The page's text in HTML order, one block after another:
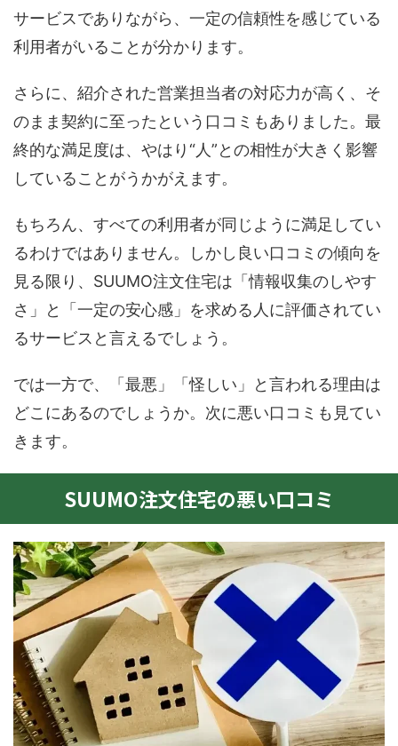
サービスでありながら、一定の信頼性を感じている
利用者がいることが分かります。
さらに、紹介された営業担当者の対応力が高く、そ
のまま契約に至ったという口コミもありました。最
終的な満足度は、やはり“人”との相性が大きく影響
していることがうかがえます。
もちろん、すべての利用者が同じように満足してい
るわけではありません。しかし良い口コミの傾向を
見る限り、SUUMO注文住宅は「情報収集のしやす
さ」と「一定の安心感」を求める人に評価されてい
るサービスと言えるでしょう。
では一方で、「最悪」「怪しい」と言われる理由は
どこにあるのでしょうか。次に悪い口コミも見てい
きます。
SUUMO注文住宅の悪い口コミ